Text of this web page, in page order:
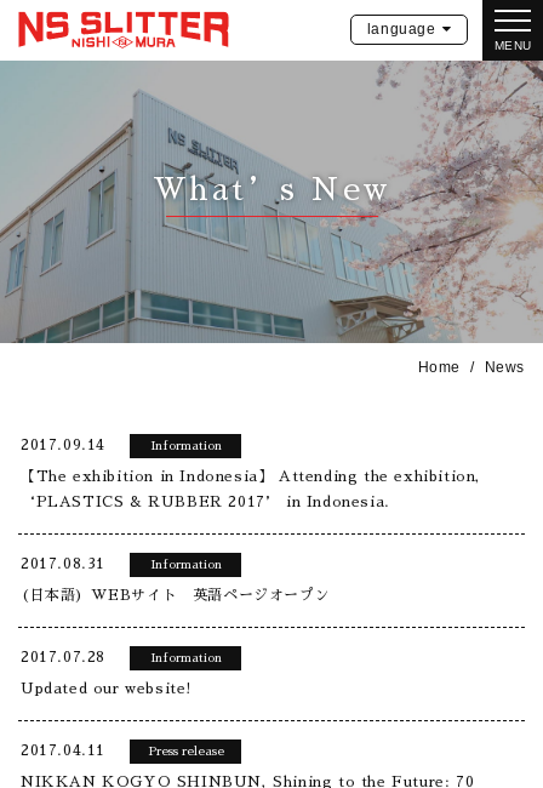
MENU
language
What’s New
Home News
2017.09.14 Information
【The exhibition in Indonesia】 Attending the exhibition,
‘PLASTICS & RUBBER 2017’ in Indonesia.
2017.08.31 Information
(日本語) WEBサイト 英語ページオープン
2017.07.28 Information
Updated our website!
2017.04.11 Press release
NIKKAN KOGYO SHINBUN, Shining to the Future: 70